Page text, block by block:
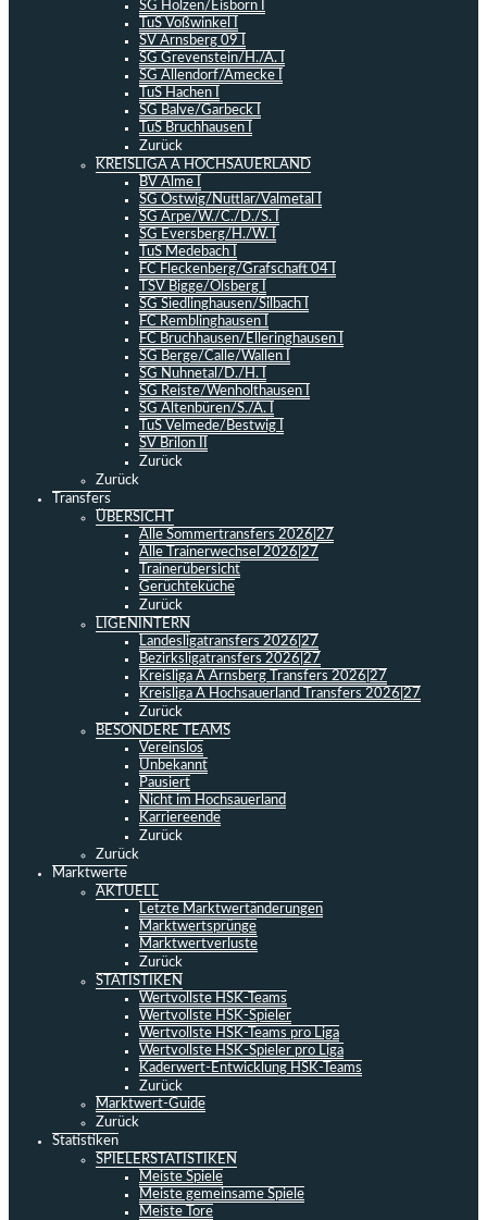
SG Holzen/Eisborn I
TuS Voßwinkel I
SV Arnsberg 09 I
SG Grevenstein/H./A. I
SG Allendorf/Amecke I
TuS Hachen I
SG Balve/Garbeck I
TuS Bruchhausen I
Zurück
KREISLIGA A HOCHSAUERLAND
BV Alme I
SG Ostwig/Nuttlar/Valmetal I
SG Arpe/W./C./D./S. I
SG Eversberg/H./W. I
TuS Medebach I
FC Fleckenberg/Grafschaft 04 I
TSV Bigge/Olsberg I
SG Siedlinghausen/Silbach I
FC Remblinghausen I
FC Bruchhausen/Elleringhausen I
SG Berge/Calle/Wallen I
SG Nuhnetal/D./H. I
SG Reiste/Wenholthausen I
SG Altenbüren/S./A. I
TuS Velmede/Bestwig I
SV Brilon II
Zurück
Zurück
Transfers
ÜBERSICHT
Alle Sommertransfers 2026|27
Alle Trainerwechsel 2026|27
Trainerübersicht
Gerüchteküche
Zurück
LIGENINTERN
Landesligatransfers 2026|27
Bezirksligatransfers 2026|27
Kreisliga A Arnsberg Transfers 2026|27
Kreisliga A Hochsauerland Transfers 2026|27
Zurück
BESONDERE TEAMS
Vereinslos
Unbekannt
Pausiert
Nicht im Hochsauerland
Karriereende
Zurück
Zurück
Marktwerte
AKTUELL
Letzte Marktwertänderungen
Marktwertsprünge
Marktwertverluste
Zurück
STATISTIKEN
Wertvollste HSK-Teams
Wertvollste HSK-Spieler
Wertvollste HSK-Teams pro Liga
Wertvollste HSK-Spieler pro Liga
Kaderwert-Entwicklung HSK-Teams
Zurück
Marktwert-Guide
Zurück
Statistiken
SPIELERSTATISTIKEN
Meiste Spiele
Meiste gemeinsame Spiele
Meiste Tore